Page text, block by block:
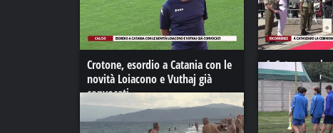
Crotone, esordio a Catania con le
novità Loiacono e Vuthaj già
convocati
01 settembre 2023
A Catanzaro
Festa della
02 giugno 2023